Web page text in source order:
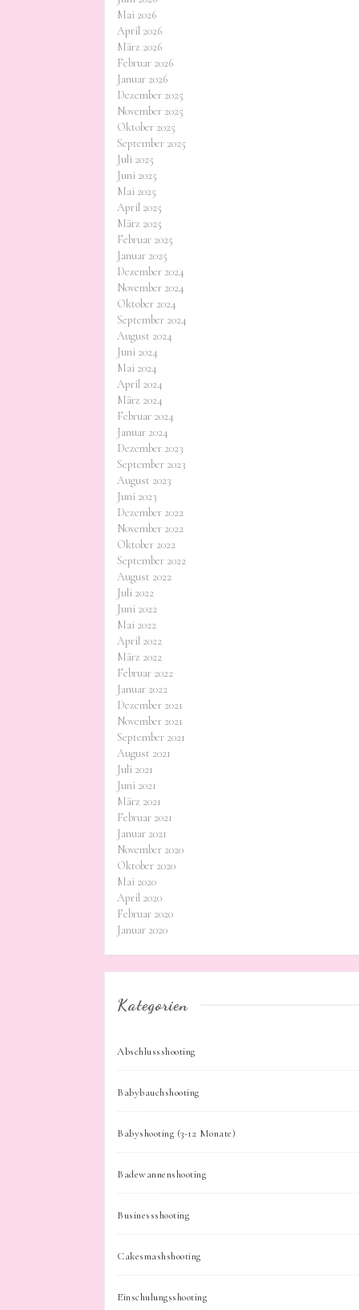
Mai 2026
April 2026
März 2026
Februar 2026
Januar 2026
Dezember 2025
November 2025
Oktober 2025
September 2025
Juli 2025
Juni 2025
Mai 2025
April 2025
März 2025
Februar 2025
Januar 2025
Dezember 2024
November 2024
Oktober 2024
September 2024
August 2024
Juni 2024
Mai 2024
April 2024
März 2024
Februar 2024
Januar 2024
Dezember 2023
September 2023
August 2023
Juni 2023
Dezember 2022
November 2022
Oktober 2022
September 2022
August 2022
Juli 2022
Juni 2022
Mai 2022
April 2022
März 2022
Februar 2022
Januar 2022
Dezember 2021
November 2021
September 2021
August 2021
Juli 2021
Juni 2021
März 2021
Februar 2021
Januar 2021
November 2020
Oktober 2020
Mai 2020
April 2020
Februar 2020
Januar 2020
Kategorien
Abschlussshooting
Babybauchshooting
Babyshooting (3-12 Monate)
Badewannenshooting
Businessshooting
Cakesmashshooting
Einschulungsshooting